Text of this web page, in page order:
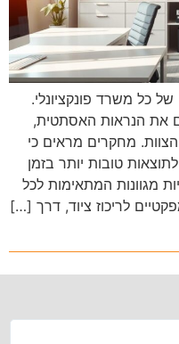
כל משרד פונקציונלי.
את הנראות האסתטית,
מחקרים מראים כי
טובות יותר בזמן
מגוונות המתאימות לכל
לריכוז ציוד, דרך […]